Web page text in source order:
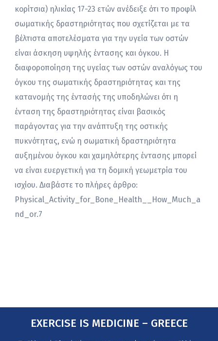
κορίτσια) ηλικίας 17-23 ετών ανέδειξε ότι το προφίλ
σωματικής δραστηριότητας που σχετίζεται με τα
βέλτιστα αποτελέσματα για την υγεία των οστών
είναι άσκηση υψηλής έντασης και όγκου. Η
διαφοροποίηση της υγείας των οστών αναλόγως του
όγκου της σωματικής δραστηριότητας και της
κατανομής της έντασής της υποδηλώνει ότι η
ένταση της δραστηριότητας είναι βασικός
παράγοντας για την ανάπτυξη της οστικής
πυκνότητας, ενώ η σωματική δραστηριότητα
αυξημένου όγκου και χαμηλότερης έντασης μπορεί
να είναι ευεργετική για τη δομική γεωμετρία του
ισχίου. Διαβάστε το πλήρες άρθρο:
Physical_Activity_for_Bone_Health__How_Much_a
nd_or.7
EXERCISE IS MEDICINE – GREECE